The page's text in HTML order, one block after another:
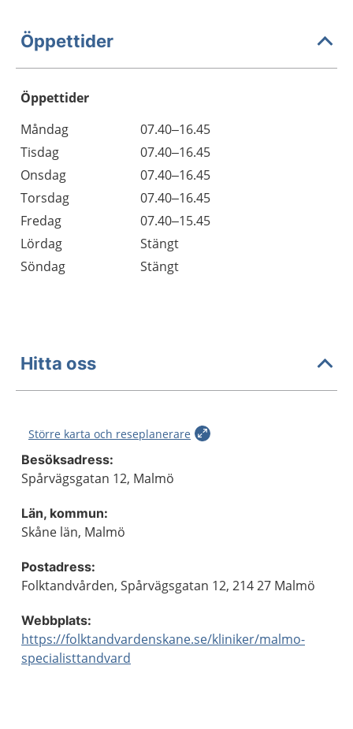
Öppettider
Öppettider
Dag
Öppettider
Kommentarer
Måndag
07.40–16.45
Tisdag
07.40–16.45
Onsdag
07.40–16.45
Torsdag
07.40–16.45
Fredag
07.40–15.45
Lördag
Stängt
Söndag
Stängt
Hitta oss
Större karta och reseplanerare
Besöksadress:
Spårvägsgatan 12, Malmö
Län, kommun:
Skåne län, Malmö
Postadress:
Folktandvården, Spårvägsgatan 12, 214 27 Malmö
Webbplats:
https://folktandvardenskane.se/kliniker/malmo-
specialisttandvard